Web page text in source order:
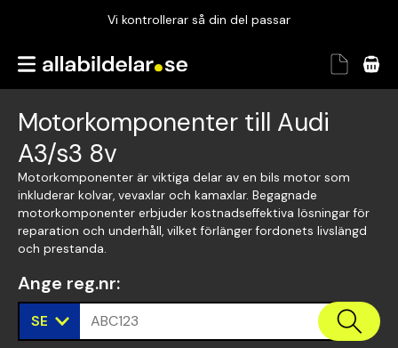
Vi kontrollerar så din del passar
Garanterad passform
Vi kontrollerar så din del passar
Motorkomponenter till Audi
A3/s3 8v
Motorkomponenter är viktiga delar av en bils motor som
inkluderar kolvar, vevaxlar och kamaxlar. Begagnade
motorkomponenter erbjuder kostnadseffektiva lösningar för
reparation och underhåll, vilket förlänger fordonets livslängd
och prestanda.
Ange reg.nr:
SE ABC123